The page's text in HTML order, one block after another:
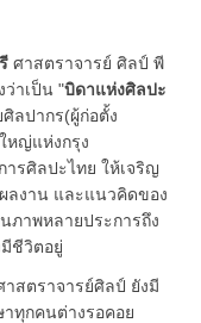
ศาสตราจารย์ ศิลป์ พี
ว่าเป็น "บิดาแห่งศิลปะ
ลปากร(ผู้ก่อตั้ง
หญ่แห่งกรุง
รศิลปะไทย ให้เจริญ
ลงาน และแนวคิดของ
ภาพหลายประการถึง
ชีวิตอยู่
ตราจารย์ศิลป์ ยังมี
ทุกคนต่างรอคอย